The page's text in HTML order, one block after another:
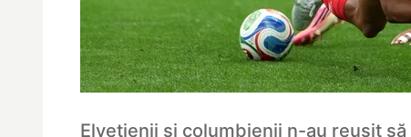
Elvețienii și columbienii n-au reușit